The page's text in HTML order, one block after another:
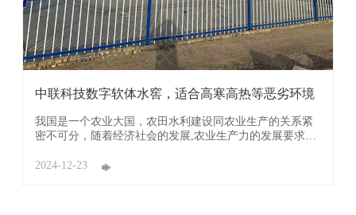
中联科技数字软体水窖，适合高寒高热等恶劣环境
我国是一个农业大国，农田水利建设同农业生产的关系紧
密不可分，随着经济社会的发展,农业生产力的发展要求农
业生产中技术的应用，两者之间的良性作用是非常重要
2024-12-23